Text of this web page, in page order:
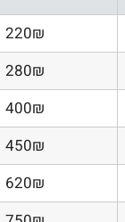
220₪
280₪
400₪
450₪
620₪